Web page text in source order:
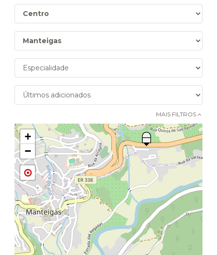
MAIS FILTROS 
+
−